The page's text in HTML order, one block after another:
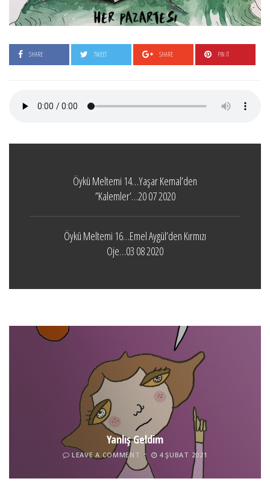
SHARE TWEET SHARE PIN IT
Öykü Meltemi 14…Yaşar Kemal’den
”Kalemler’…20 07 2020
Öykü Meltemi 16…Emel Aygül’den Kırmızı
Oje…03 08 2020
Yanlış Geldim
LEAVE A COMMENT 4 ŞUBAT 2021
Tel İnsan
LEAVE A COMMENT 4 ŞUBAT 2021